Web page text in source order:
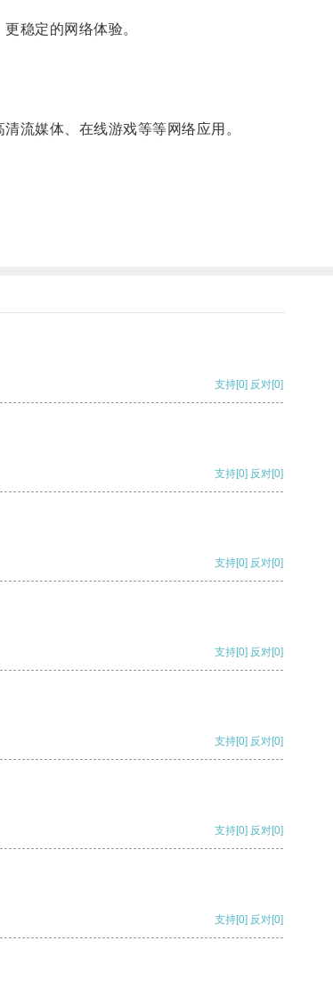
稳定的网络体验。
流媒体、在线游戏等等网络应用。
支持[0] 反对[0]
支持[0] 反对[0]
支持[0] 反对[0]
支持[0] 反对[0]
支持[0] 反对[0]
支持[0] 反对[0]
支持[0] 反对[0]